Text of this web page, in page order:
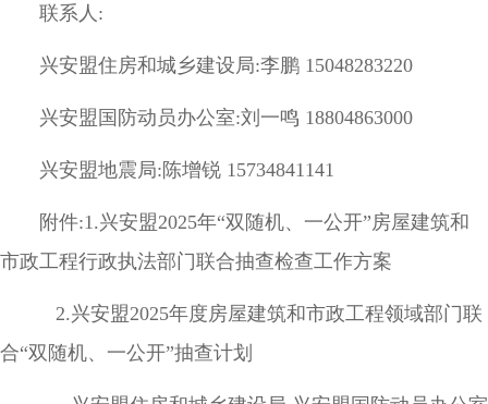
联系人:
兴安盟住房和城乡建设局:李鹏 15048283220
兴安盟国防动员办公室:刘一鸣 18804863000
兴安盟地震局:陈增锐 15734841141
附件:1.兴安盟2025年“双随机、一公开”房屋建筑和
市政工程行政执法部门联合抽查检查工作方案
2.兴安盟2025年度房屋建筑和市政工程领域部门联
合“双随机、一公开”抽查计划